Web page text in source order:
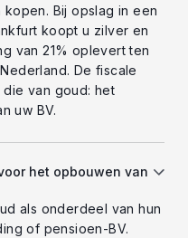
Bij opslag in een
koopt u zilver en
van 21% oplevert ten
De fiscale
van goud: het
uw BV.
het opbouwen van
als onderdeel van hun
of pensioen-BV.